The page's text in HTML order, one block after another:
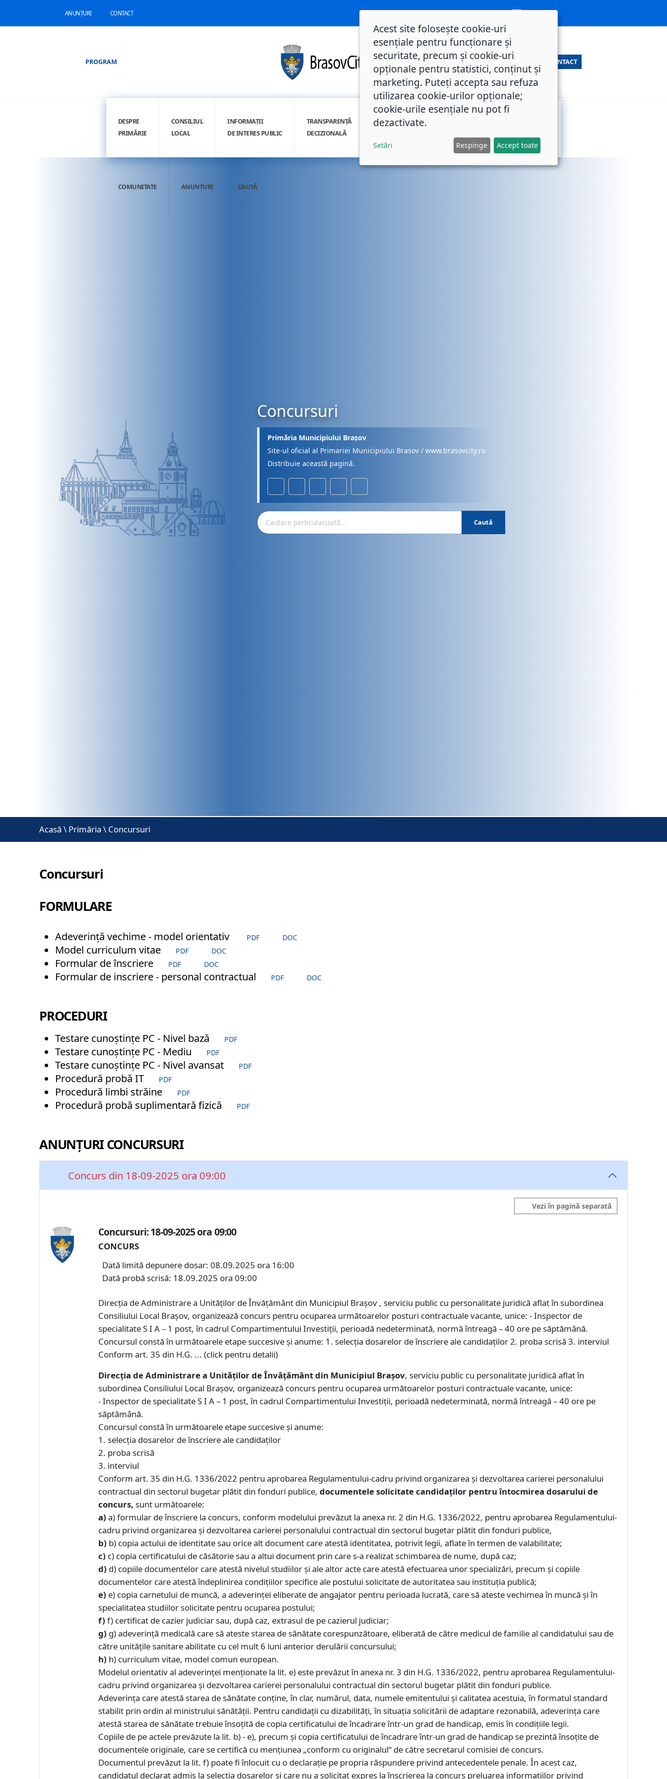
ANUNȚURI CONTACT
PROGRAM CONTACT
DESPRE
PRIMĂRIE
CONSILIUL
LOCAL
INFORMAȚII
DE INTERES PUBLIC
TRANSPARENȚĂ
DECIZIONALĂ
INTEGRITATE
COMUNITATE ANUNȚURI CAUTĂ
Concursuri
Primăria Municipiului Brașov
Site-ul oficial al Primariei Municipiului Brasov / www.brasovcity.ro
Distribuie această pagină.
Caută
Acasă \ Primăria \ Concursuri
Concursuri
FORMULARE
Adeverință vechime - model orientativ PDF DOC
Model curriculum vitae PDF DOC
Formular de înscriere PDF DOC
Formular de inscriere - personal contractual PDF DOC
PROCEDURI
Testare cunoștințe PC - Nivel bază PDF
Testare cunoștințe PC - Mediu PDF
Testare cunoștințe PC - Nivel avansat PDF
Procedură probă IT PDF
Procedură limbi străine PDF
Procedură probă suplimentară fizică PDF
ANUNȚURI CONCURSURI
Concurs din 18-09-2025 ora 09:00
Vezi în pagină separată
Concursuri: 18-09-2025 ora 09:00
CONCURS
Dată limită depunere dosar: 08.09.2025 ora 16:00
Dată probă scrisă: 18.09.2025 ora 09:00
Direcția de Administrare a Unităților de Învățământ din Municipiul Brașov , serviciu public cu personalitate juridică aflat în subordinea
Consiliului Local Braşov, organizează concurs pentru ocuparea următoarelor posturi contractuale vacante, unice: - Inspector de
specialitate S I A – 1 post, în cadrul Compartimentului Investiții, perioadă nedeterminată, normă întreagă – 40 ore pe săptămână.
Concursul constă în următoarele etape succesive şi anume: 1. selecţia dosarelor de înscriere ale candidaţilor 2. proba scrisă 3. interviul
Conform art. 35 din H.G. ... (click pentru detalii)
Direcția de Administrare a Unităților de Învățământ din Municipiul Brașov, serviciu public cu personalitate juridică aflat în
subordinea Consiliului Local Braşov, organizează concurs pentru ocuparea următoarelor posturi contractuale vacante, unice:
- Inspector de specialitate S I A – 1 post, în cadrul Compartimentului Investiții, perioadă nedeterminată, normă întreagă – 40 ore pe
săptămână.
Concursul constă în următoarele etape succesive şi anume:
1. selecţia dosarelor de înscriere ale candidaţilor
2. proba scrisă
3. interviul
Conform art. 35 din H.G. 1336/2022 pentru aprobarea Regulamentului-cadru privind organizarea şi dezvoltarea carierei personalului
contractual din sectorul bugetar plătit din fonduri publice, documentele solicitate candidaţilor pentru întocmirea dosarului de
concurs, sunt următoarele:
a) a) formular de înscriere la concurs, conform modelului prevăzut la anexa nr. 2 din H.G. 1336/2022, pentru aprobarea Regulamentului-
cadru privind organizarea şi dezvoltarea carierei personalului contractual din sectorul bugetar plătit din fonduri publice,
b) b) copia actului de identitate sau orice alt document care atestă identitatea, potrivit legii, aflate în termen de valabilitate;
c) c) copia certificatului de căsătorie sau a altui document prin care s-a realizat schimbarea de nume, după caz;
d) d) copiile documentelor care atestă nivelul studiilor și ale altor acte care atestă efectuarea unor specializări, precum și copiile
documentelor care atestă îndeplinirea condițiilor specifice ale postului solicitate de autoritatea sau instituția publică;
e) e) copia carnetului de muncă, a adeverinței eliberate de angajator pentru perioada lucrată, care să ateste vechimea în muncă și în
specialitatea studiilor solicitate pentru ocuparea postului;
f) f) certificat de cazier judiciar sau, după caz, extrasul de pe cazierul judiciar;
g) g) adeverință medicală care să ateste starea de sănătate corespunzătoare, eliberată de către medicul de familie al candidatului sau de
către unitățile sanitare abilitate cu cel mult 6 luni anterior derulării concursului;
h) h) curriculum vitae, model comun european.
Modelul orientativ al adeverinţei menţionate la lit. e) este prevăzut în anexa nr. 3 din H.G. 1336/2022, pentru aprobarea Regulamentului-
cadru privind organizarea şi dezvoltarea carierei personalului contractual din sectorul bugetar plătit din fonduri publice.
Adeverinţa care atestă starea de sănătate conţine, în clar, numărul, data, numele emitentului şi calitatea acestuia, în formatul standard
stabilit prin ordin al ministrului sănătăţii. Pentru candidaţii cu dizabilităţi, în situaţia solicitării de adaptare rezonabilă, adeverinţa care
atestă starea de sănătate trebuie însoţită de copia certificatului de încadrare într-un grad de handicap, emis în condiţiile legii.
Copiile de pe actele prevăzute la lit. b) - e), precum şi copia certificatului de încadrare într-un grad de handicap se prezintă însoţite de
documentele originale, care se certifică cu menţiunea „conform cu originalul“ de către secretarul comisiei de concurs.
Documentul prevăzut la lit. f) poate fi înlocuit cu o declaraţie pe propria răspundere privind antecedentele penale. În acest caz,
candidatul declarat admis la selecţia dosarelor şi care nu a solicitat expres la înscrierea la concurs preluarea informaţiilor privind
Acest site folosește cookie-uri
esențiale pentru funcționare și
securitate, precum și cookie-uri
opționale pentru statistici, conținut și
marketing. Puteți accepta sau refuza
utilizarea cookie-urilor opționale;
cookie-urile esențiale nu pot fi
dezactivate.
Setări Respinge Accept toate